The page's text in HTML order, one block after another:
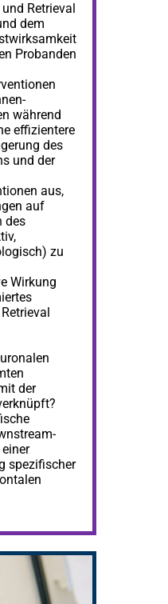
Retrieval
dem
Probanden
während
effizientere
des
und der
aus,
auf
des
zu
Wirkung
der
spezifischer